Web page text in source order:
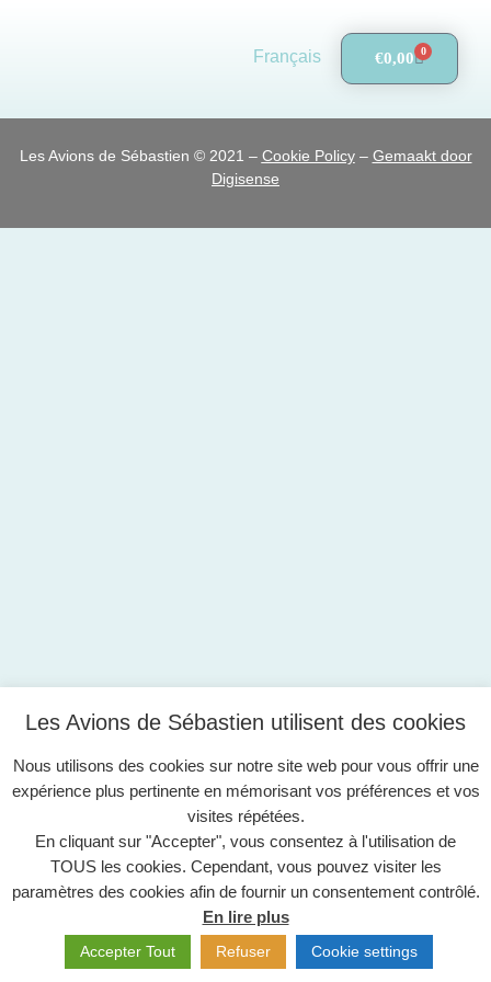
Français €0,00 0
Les Avions de Sébastien © 2021 – Cookie Policy– Gemaakt door
Digisense
Les Avions de Sébastien utilisent des cookies
Nous utilisons des cookies sur notre site web pour vous offrir une
expérience plus pertinente en mémorisant vos préférences et vos
visites répétées.
En cliquant sur "Accepter", vous consentez à l'utilisation de
TOUS les cookies. Cependant, vous pouvez visiter les
paramètres des cookies afin de fournir un consentement contrôlé.
En lire plus
Accepter Tout Refuser Cookie settings